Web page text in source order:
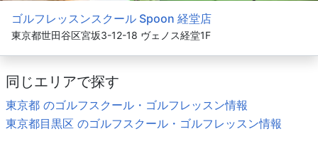
ゴルフレッスンスクール Spoon 経堂店
東京都世田谷区宮坂3-12-18 ヴェノス経堂1F
同じエリアで探す
東京都 のゴルフスクール・ゴルフレッスン情報
東京都目黒区 のゴルフスクール・ゴルフレッスン情報